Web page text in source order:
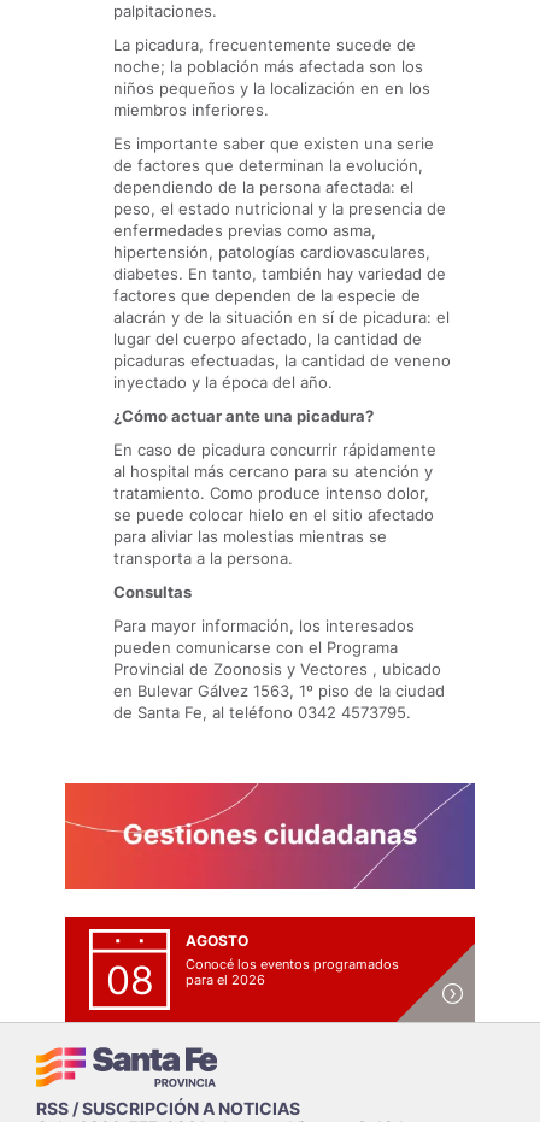
palpitaciones.
La picadura, frecuentemente sucede de
noche; la población más afectada son los
niños pequeños y la localización en en los
miembros inferiores.
Es importante saber que existen una serie
de factores que determinan la evolución,
dependiendo de la persona afectada: el
peso, el estado nutricional y la presencia de
enfermedades previas como asma,
hipertensión, patologías cardiovasculares,
diabetes. En tanto, también hay variedad de
factores que dependen de la especie de
alacrán y de la situación en sí de picadura: el
lugar del cuerpo afectado, la cantidad de
picaduras efectuadas, la cantidad de veneno
inyectado y la época del año.
¿Cómo actuar ante una picadura?
En caso de picadura concurrir rápidamente
al hospital más cercano para su atención y
tratamiento. Como produce intenso dolor,
se puede colocar hielo en el sitio afectado
para aliviar las molestias mientras se
transporta a la persona.
Consultas
Para mayor información, los interesados
pueden comunicarse con el Programa
Provincial de Zoonosis y Vectores , ubicado
en Bulevar Gálvez 1563, 1º piso de la ciudad
de Santa Fe, al teléfono 0342 4573795.
08
AGOSTO
Conocé los eventos programados
para el 2026
RSS / SUSCRIPCIÓN A NOTICIAS